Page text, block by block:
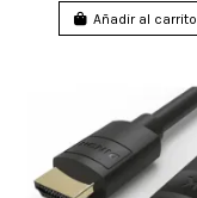
Añadir al carrito